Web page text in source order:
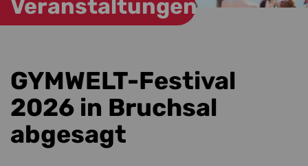
Veranstaltungen
GYMWELT-Festival
2026 in Bruchsal
abgesagt